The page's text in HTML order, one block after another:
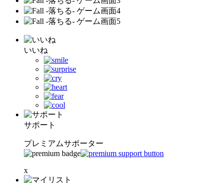
いいね
サポート
プレミアムサポーター
x